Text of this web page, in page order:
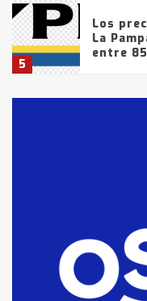
5
Los
La
entre
fueron
tarde